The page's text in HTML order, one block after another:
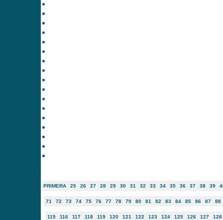
PRIMERA 25 26 27 28 29 30 31 32 33 34 35 36 37 38 39
71 72 73 74 75 76 77 78 79 80 81 82 83 84 85 86 87 88
115 116 117 118 119 120 121 122 123 124 125 126 127 128